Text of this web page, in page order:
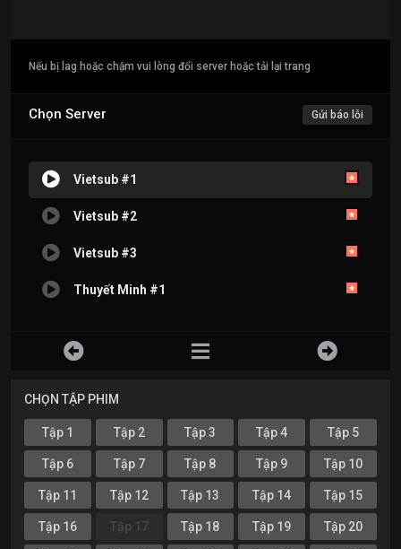
Nếu bị lag hoặc chậm vui lòng đổi server hoặc tải lại trang
Chọn Server Gửi báo lỗi
Vietsub #1
Vietsub #2
Vietsub #3
Thuyết Minh #1
CHỌN TẬP PHIM
Tập 1 Tập 2 Tập 3 Tập 4 Tập 5
Tập 6 Tập 7 Tập 8 Tập 9 Tập 10
Tập 11 Tập 12 Tập 13 Tập 14 Tập 15
Tập 16 Tập 17 Tập 18 Tập 19 Tập 20